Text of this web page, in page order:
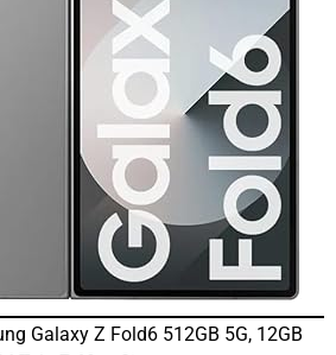
Galaxy Z Fold6 512GB 5G, 12GB